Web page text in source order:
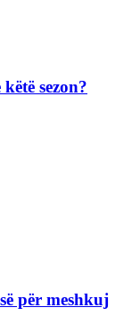
sezon?
për meshkuj